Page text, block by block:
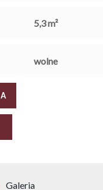
5,3m²
wolne
Galeria